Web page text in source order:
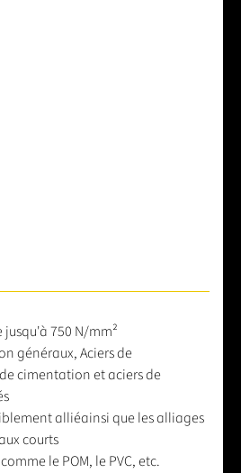
750 N/mm²
généraux, Aciers de
cimentation et aciers de
alliéainsi que les alliages
courts
le POM, le PVC, etc.